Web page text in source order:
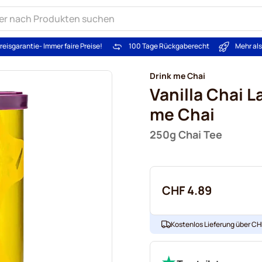
- Immer faire Preise! 100 Tage Rückgaberecht Mehr
Drink me Chai
Vanilla Chai
me Chai
250g Chai Tee
CHF 4.89
Kostenlos Lieferung über